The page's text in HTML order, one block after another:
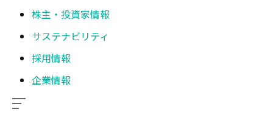
株主・投資家情報
サステナビリティ
採用情報
企業情報